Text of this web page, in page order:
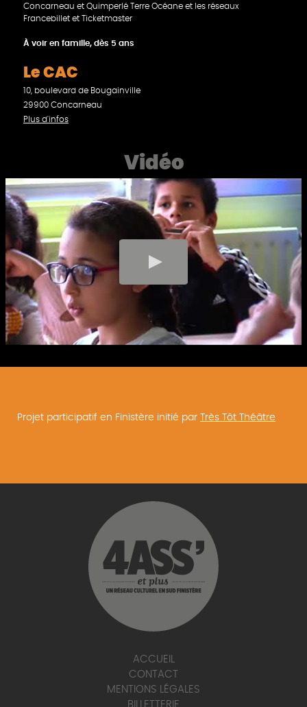
Concarneau et Quimperlé Terre Océane et les réseaux
Francebillet et Ticketmaster
À voir en famille, dès 5 ans
Le CAC
10, boulevard de Bougainville
29900 Concarneau
Plus d'infos
Vidéo
Projet participatif en Finistère initié par Très Tôt Théâtre
ACCUEIL
CONTACT
MENTIONS LÉGALES
BILLETTERIE